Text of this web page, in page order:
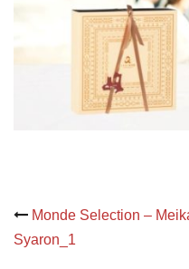
Post
navigation
Monde Selection –
Syaron_1